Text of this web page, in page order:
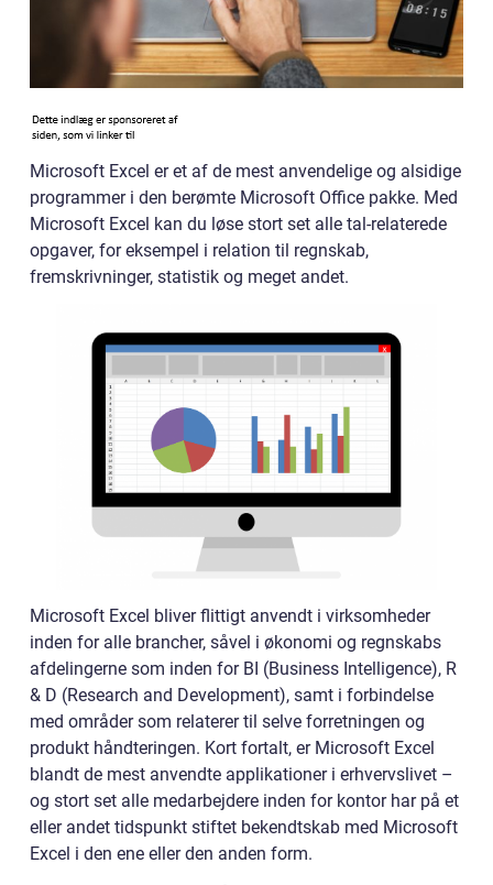
Microsoft Excel er et af de mest anvendelige og alsidige
programmer i den berømte Microsoft Office pakke. Med
Microsoft Excel kan du løse stort set alle tal-relaterede
opgaver, for eksempel i relation til regnskab,
fremskrivninger, statistik og meget andet.
Microsoft Excel bliver flittigt anvendt i virksomheder
inden for alle brancher, såvel i økonomi og regnskabs
afdelingerne som inden for BI (Business Intelligence), R
& D (Research and Development), samt i forbindelse
med områder som relaterer til selve forretningen og
produkt håndteringen. Kort fortalt, er Microsoft Excel
blandt de mest anvendte applikationer i erhvervslivet –
og stort set alle medarbejdere inden for kontor har på et
eller andet tidspunkt stiftet bekendtskab med Microsoft
Excel i den ene eller den anden form.